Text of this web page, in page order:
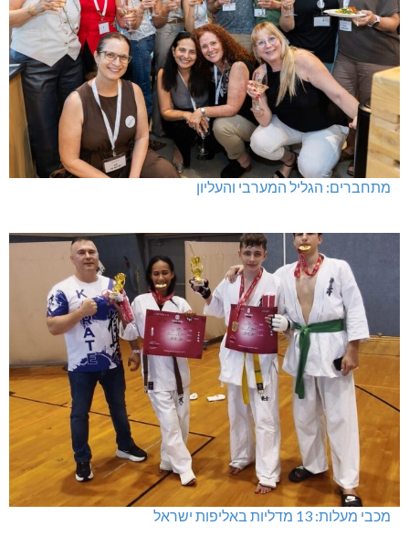
מתחברים: הגליל המערבי והעליון
מכבי מעלות: 13 מדליות באליפות ישראל